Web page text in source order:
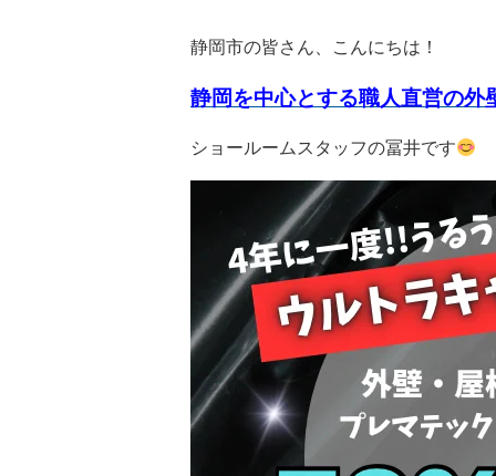
静岡市の皆さん、こんにちは！
静岡を中心とする職人直営の外
ショールームスタッフの冨井です